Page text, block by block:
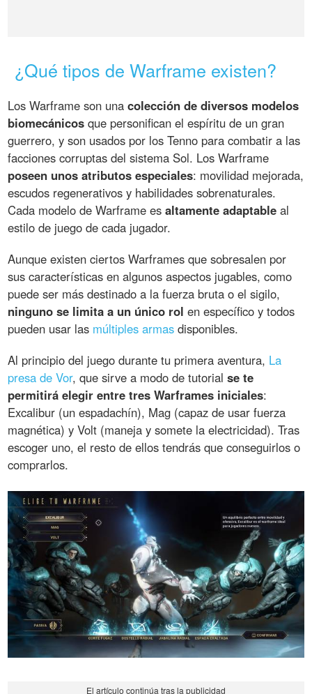
¿Qué tipos de Warframe existen?
Los Warframe son unacolección de diversos modelos
biomecánicos que personifican el espíritu de un gran
guerrero, y son usados por los Tenno para combatir a las
facciones corruptas del sistema Sol. Los Warframe
poseen unos atributos especiales: movilidad mejorada,
escudos regenerativos y habilidades sobrenaturales.
Cada modelo de Warframe esaltamente adaptable al
estilo de juego de cada jugador.
Aunque existen ciertos Warframes que sobresalen por
sus características en algunos aspectos jugables, como
puede ser más destinado a la fuerza bruta o el sigilo,
ninguno se limita a un único rol en específico y todos
pueden usar las múltiples armas disponibles.
Al principio del juego durante tu primera aventura, La
presa de Vor, que sirve a modo de tutorialse te
permitirá elegir entre tres Warframes iniciales:
Excalibur (un espadachín), Mag (capaz de usar fuerza
magnética) y Volt (maneja y somete la electricidad). Tras
escoger uno, el resto de ellos tendrás que conseguirlos o
comprarlos.